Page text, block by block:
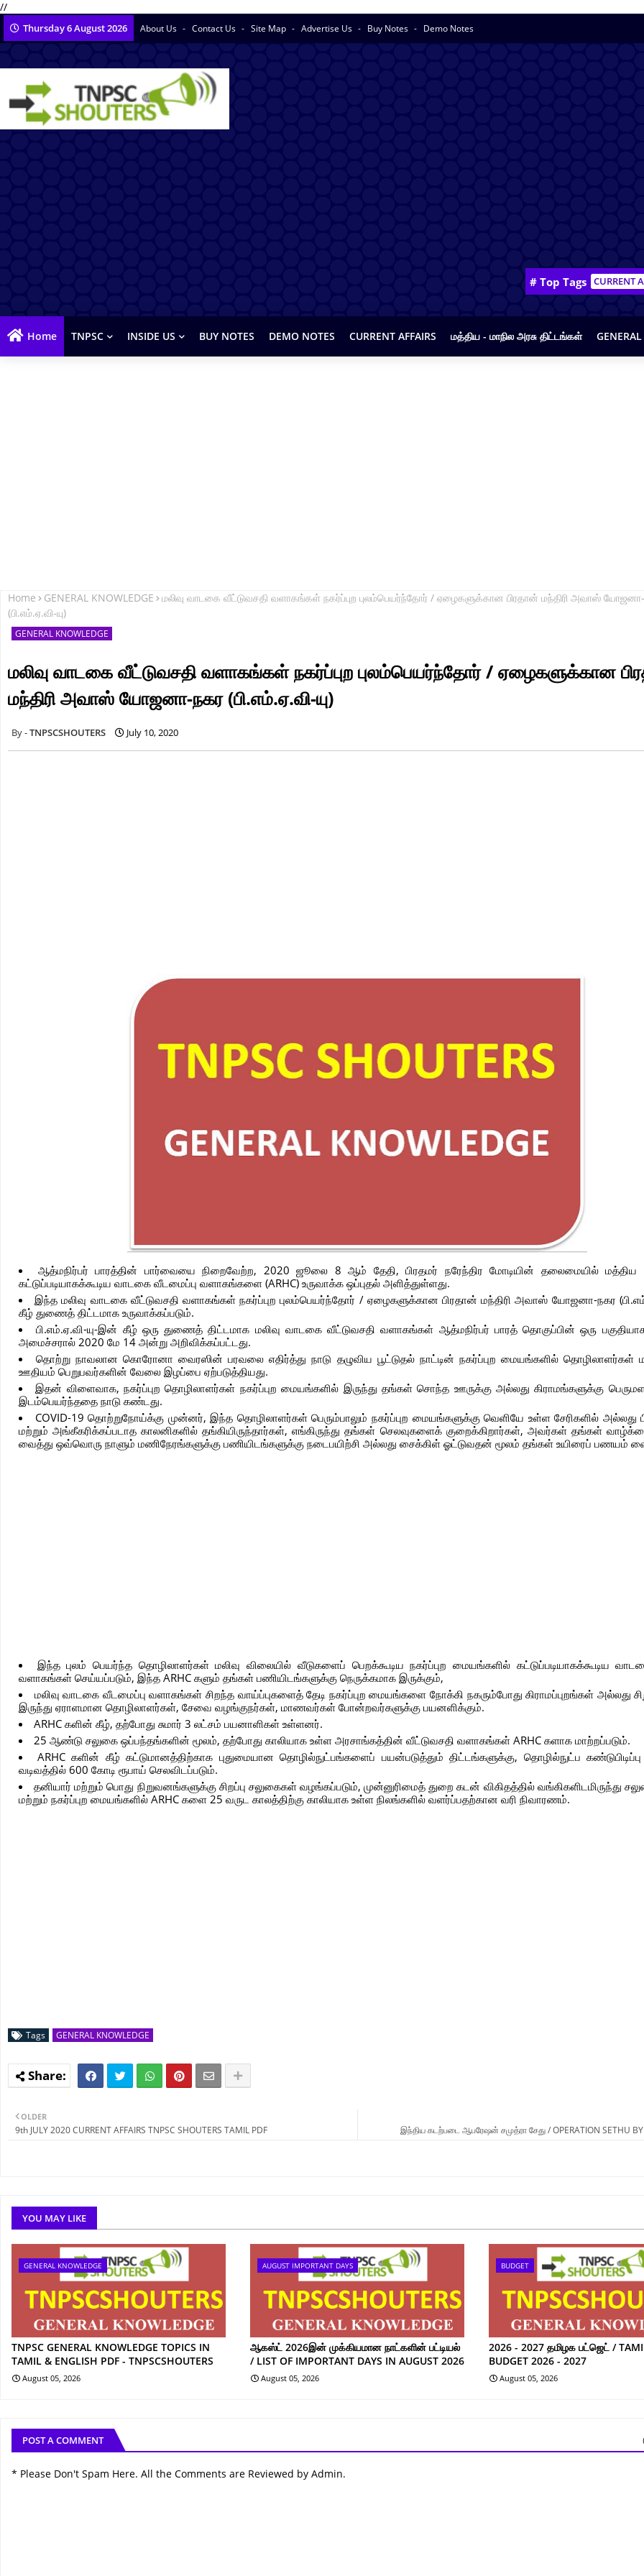
//
Thursday 6 August 2026 About Us Contact Us Site Map Advertise Us Buy Notes Demo Notes
# Top Tags CURRENT
Home TNPSC INSIDE US BUY NOTES DEMO NOTES CURRENT AFFAIRS மத்திய - மாநில அரசு திட்டங்கள்
Home GENERAL KNOWLEDGE
மலிவு வாடகை வீட்டுவசதி வளாகங்கள் நகர்ப்புற புலம்பெயர்ந்தோர் / ஏழைகளுக்கான பிரதான் மந்திரி அவாஸ்
(பி.எம்.ஏ.வி-யு)
GENERAL KNOWLEDGE
மலிவு வாடகை வீட்டுவசதி வளாகங்கள் நகர்ப்புற புலம்பெயர்ந்தோர் / ஏழைகளுக்கான
மந்திரி அவாஸ் யோஜனா-நகர (பி.எம்.ஏ.வி-யு)
TNPSCSHOUTERS July 10, 2020
ஆத்மநிர்பர் பாரத்தின் பார்வையை நிறைவேற்ற, 2020 ஜூலை 8 ஆம் தேதி, பிரதமர் நரேந்திர மோடியின் தலைமையில்
கட்டுப்படியாகக்கூடிய வாடகை வீடமைப்பு வளாகங்களை (ARHC) உருவாக்க ஒப்புதல் அளித்துள்ளது.
இந்த மலிவு வாடகை வீட்டுவசதி வளாகங்கள் நகர்ப்புற புலம்பெயர்ந்தோர் / ஏழைகளுக்கான பிரதான் மந்திரி அவாஸ் யோஜனா-நகர
கீழ் துணைத் திட்டமாக உருவாக்கப்படும்.
பி.எம்.ஏ.வி-யு-இன் கீழ் ஒரு துணைத் திட்டமாக மலிவு வாடகை வீட்டுவசதி வளாகங்கள் ஆத்மநிர்பர் பாரத் தொகுப்பின் ஒரு
அமைச்சரால் 2020 மே 14 அன்று அறிவிக்கப்பட்டது.
தொற்று நாவலான கொரோனா வைரஸின் பரவலை எதிர்த்து நாடு தழுவிய பூட்டுதல் நாட்டின் நகர்ப்புற மையங்களில் தொழிலாளர்கள்
ஊதியம் பெறுபவர்களின் வேலை இழப்பை ஏற்படுத்தியது.
இதன் விளைவாக, நகர்ப்புற தொழிலாளர்கள் நகர்ப்புற மையங்களில் இருந்து தங்கள் சொந்த ஊருக்கு அல்லது கிராமங்களுக்கு
இடம்பெயர்ந்ததை நாடு கண்டது.
COVID-19 தொற்றுநோய்க்கு முன்னர், இந்த தொழிலாளர்கள் பெரும்பாலும் நகர்ப்புற மையங்களுக்கு வெளியே உள்ள சேரிகளில் அல்லது
மற்றும் அங்கீகரிக்கப்படாத காலனிகளில் தங்கியிருந்தார்கள், எங்கிருந்து தங்கள் செலவுகளைக் குறைக்கிறார்கள், அவர்கள் தங்கள்
வைத்து ஒவ்வொரு நாளும் மணிநேரங்களுக்கு பணியிடங்களுக்கு நடைபயிற்சி அல்லது சைக்கிள் ஓட்டுவதன் மூலம் தங்கள் உயிரைப் பணயம்
இந்த புலம் பெயர்ந்த தொழிலாளர்கள் மலிவு விலையில் வீடுகளைப் பெறக்கூடிய நகர்ப்புற மையங்களில் கட்டுப்படியாகக்கூடிய
வளாகங்கள் செய்யப்படும், இந்த ARHC களும் தங்கள் பணியிடங்களுக்கு நெருக்கமாக இருக்கும்,
மலிவு வாடகை வீடமைப்பு வளாகங்கள் சிறந்த வாய்ப்புகளைத் தேடி நகர்ப்புற மையங்களை நோக்கி நகரும்போது கிராமப்புறங்கள் அல்லது
இருந்து ஏராளமான தொழிலாளர்கள், சேவை வழங்குநர்கள், மாணவர்கள் போன்றவர்களுக்கு பயனளிக்கும்.
ARHC களின் கீழ், தற்போது சுமார் 3 லட்சம் பயனாளிகள் உள்ளனர்.
25 ஆண்டு சலுகை ஒப்பந்தங்களின் மூலம், தற்போது காலியாக உள்ள அரசாங்கத்தின் வீட்டுவசதி வளாகங்கள் ARHC களாக மாற்றப்படும்.
ARHC களின் கீழ் கட்டுமானத்திற்காக புதுமையான தொழில்நுட்பங்களைப் பயன்படுத்தும் திட்டங்களுக்கு, தொழில்நுட்ப
வடிவத்தில் 600 கோடி ரூபாய் செலவிடப்படும்.
தனியார் மற்றும் பொது நிறுவனங்களுக்கு சிறப்பு சலுகைகள் வழங்கப்படும், முன்னுரிமைத் துறை கடன் விகிதத்தில் வங்கிகளிடமிருந்து
மற்றும் நகர்ப்புற மையங்களில் ARHC களை 25 வருட காலத்திற்கு காலியாக உள்ள நிலங்களில் வளர்ப்பதற்கான வரி நிவாரணம்.
Tags GENERAL KNOWLEDGE
இந்திய கடற்படை ஆபரேஷன் சமுத்ரா சேது / OPERATION SETHU
OLDER
9th JULY 2020 CURRENT AFFAIRS TNPSC SHOUTERS TAMIL PDF
YOU MAY LIKE
GENERAL KNOWLEDGE
TNPSC GENERAL KNOWLEDGE TOPICS IN
TAMIL & ENGLISH PDF - TNPSCSHOUTERS
August 05, 2026
AUGUST IMPORTANT DAYS
ஆகஸ்ட் 2026இன் முக்கியமான நாட்களின் பட்டியல்
/ LIST OF IMPORTANT DAYS IN AUGUST 2026
August 05, 2026
BUDGET
2026 - 2027 தமிழக பட்ஜெட் /
BUDGET 2026 - 2027
August 05, 2026
POST A COMMENT
* Please Don't Spam Here. All the Comments are Reviewed by Admin.